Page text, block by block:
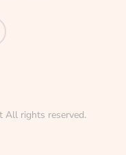
All rights reserved.